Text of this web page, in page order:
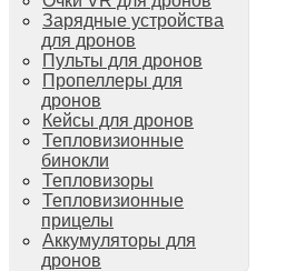
DJI RS 3 Pro
Зарядные устройства
для дронов
Пульты для дронов
Пропеллеры для
дронов
Кейсы для дронов
Тепловизионные
бинокли
Тепловизоры
Тепловизионные
прицелы
Аккумуляторы для
дронов